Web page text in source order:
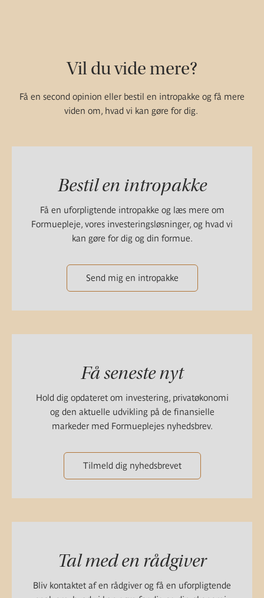
Vil du vide mere?
Få en second opinion eller bestil en intropakke og få mere
viden om, hvad vi kan gøre for dig.
Bestil en intropakke
Få en uforpligtende intropakke og læs mere om
Formuepleje, vores investeringsløsninger, og hvad vi
kan gøre for dig og din formue.
Send mig en intropakke
Få seneste nyt
Hold dig opdateret om investering, privatøkonomi
og den aktuelle udvikling på de finansielle
markeder med Formueplejes nyhedsbrev.
Tilmeld dig nyhedsbrevet
Tal med en rådgiver
Bliv kontaktet af en rådgiver og få en uforpligtende